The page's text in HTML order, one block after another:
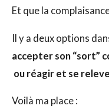
Et que la
Il y a deux options
accepter son “sort”
ou réagir et se
Voilà ma place :